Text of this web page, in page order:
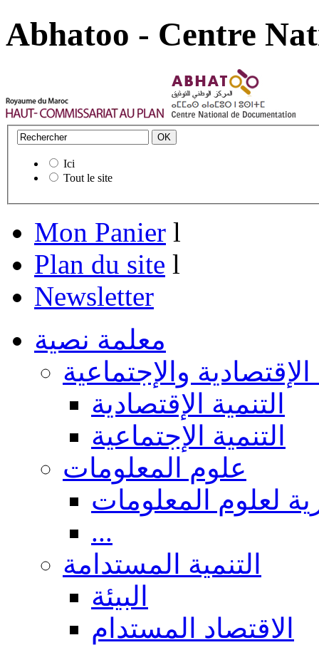
Abhatoo - Centre
Ici
Tout le site
Mon Panier l
Plan du site l
Newsletter
معلمة نصية
الإقتصادية والإجتماعية
التنمية الإقتصادية
التنمية الإجتماعية
علوم المعلومات
لعلوم المعلومات
...
التنمية المستدامة
البيئة
الاقتصاد المستدام